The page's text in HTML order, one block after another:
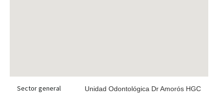
Sector general Unidad Odontológica Dr Amorós HGC